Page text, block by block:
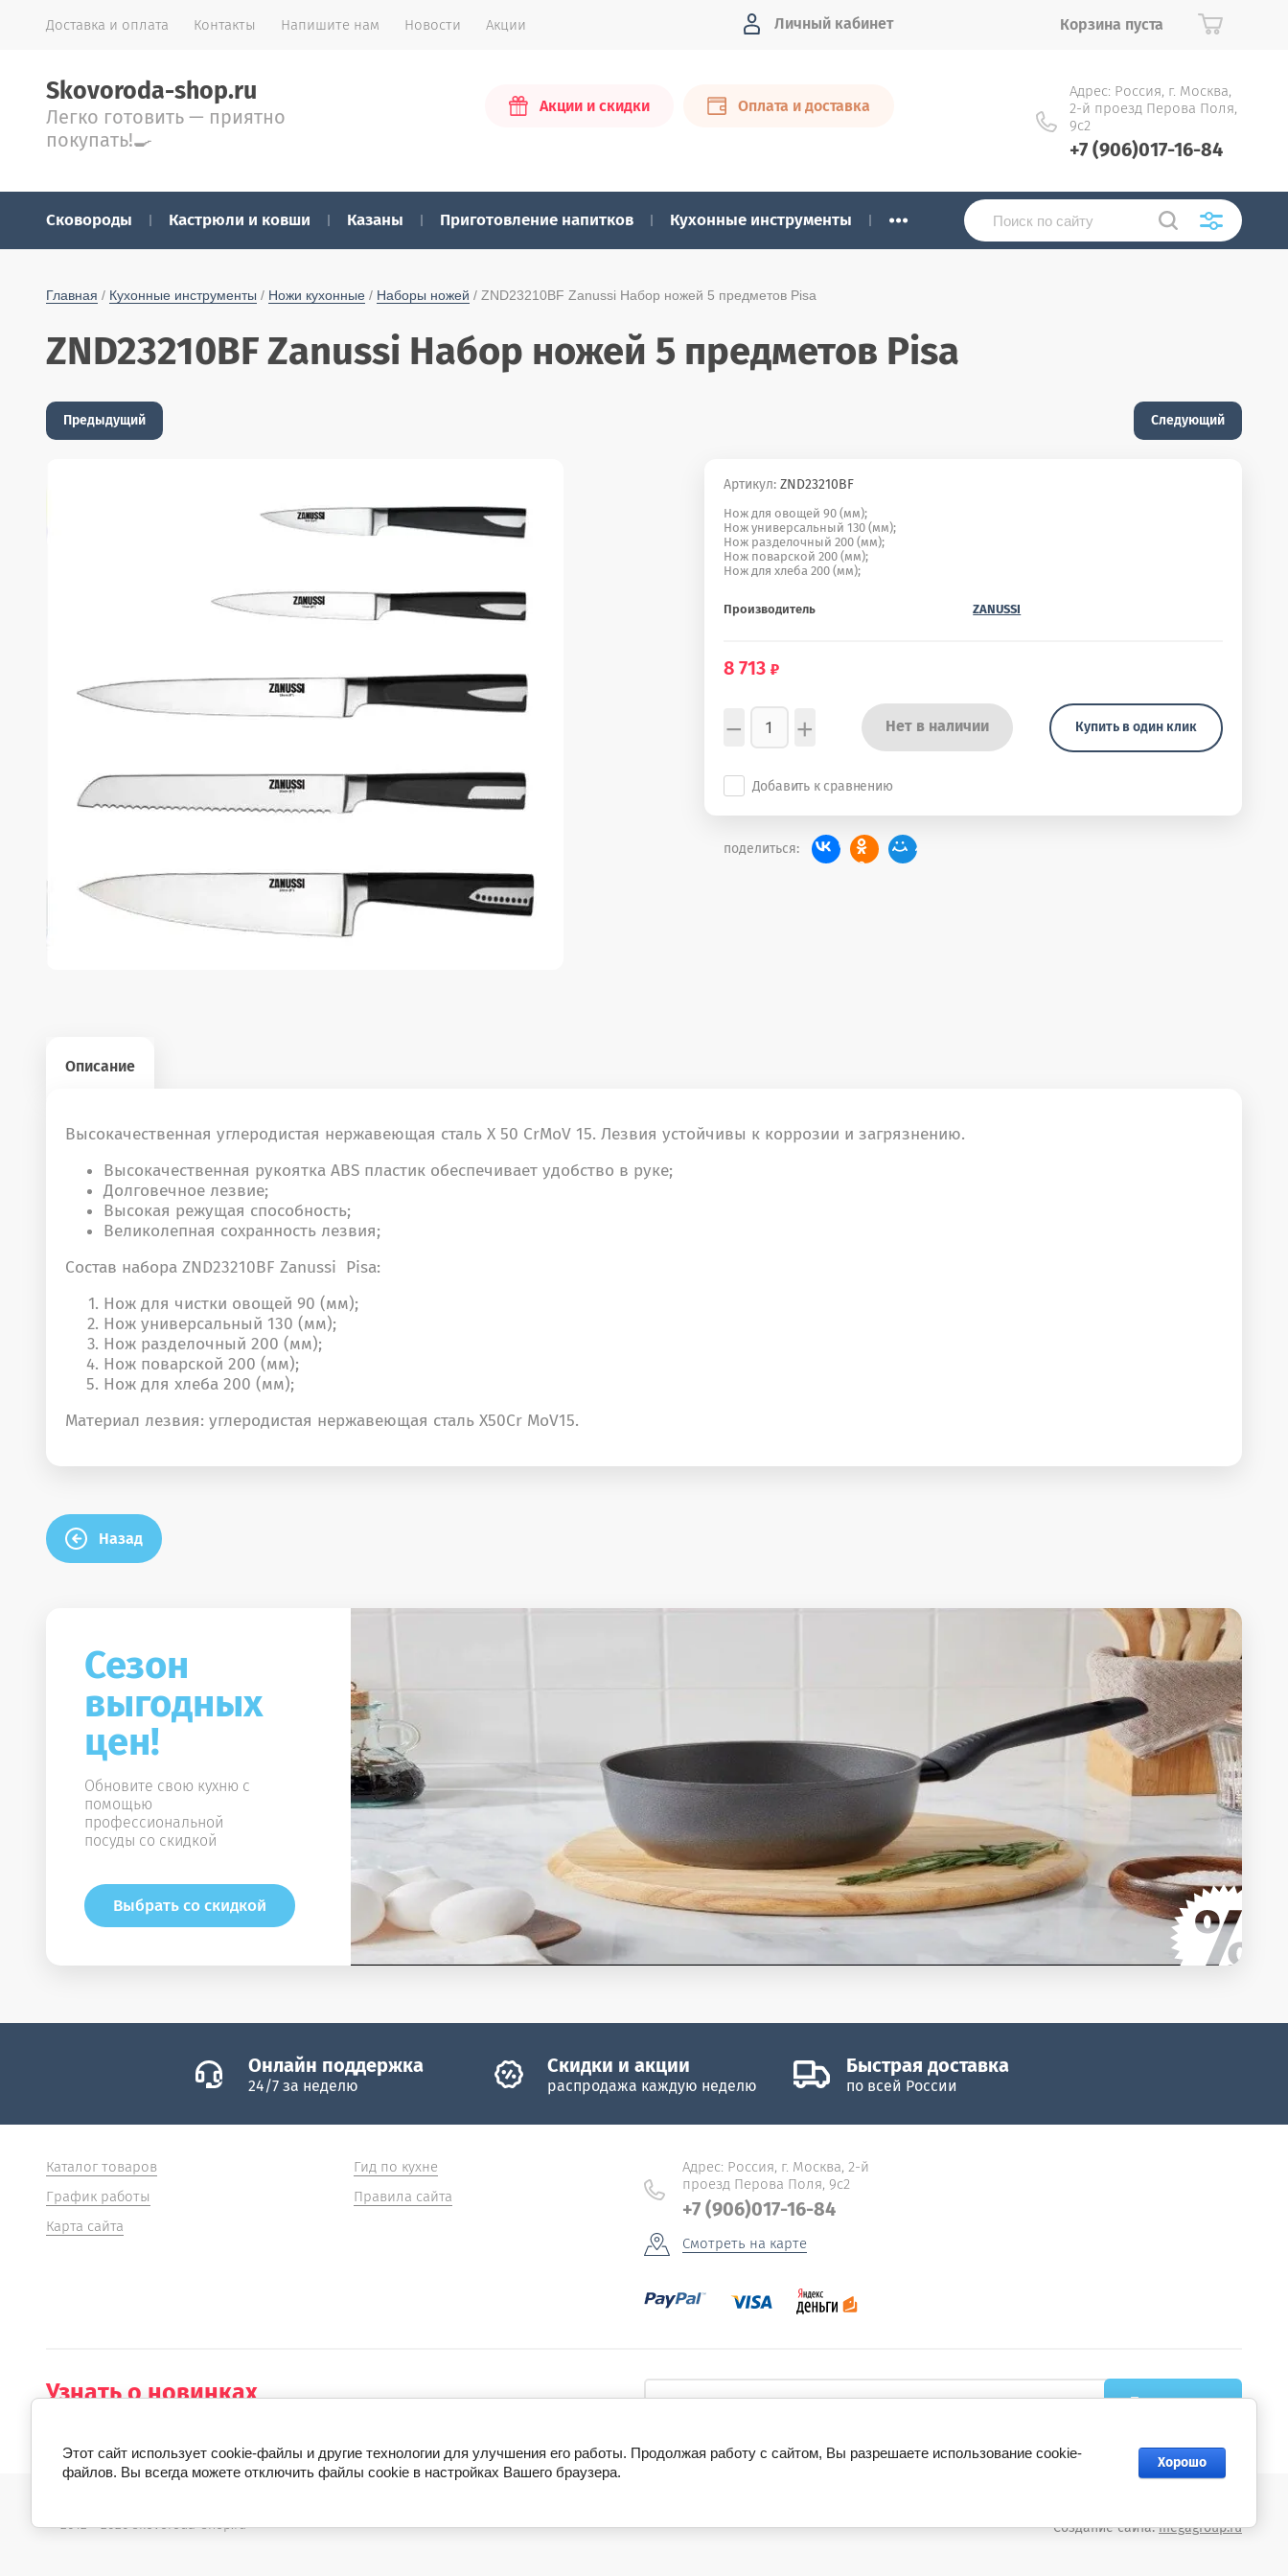
Доставка и оплата Контакты Напишите нам Новости Акции Личный кабинет Корзина пуста
Skovoroda-shop.ru
Легко готовить — приятно
покупать!🍳
Акции и скидки Оплата и доставка
Адрес: Россия, г. Москва,
2-й проезд Перова Поля,
9с2
+7 (906)017-16-84
Сковороды Кастрюли и ковши Казаны Приготовление напитков Кухонные инструменты ...
Главная / Кухонные инструменты / Ножи кухонные / Наборы ножей / ZND23210BF Zanussi Набор ножей 5 предметов Pisa
ZND23210BF Zanussi Набор ножей 5 предметов Pisa
Предыдущий Следующий
Артикул:ZND23210BF
Нож для овощей 90 (мм);
Нож универсальный 130 (мм);
Нож разделочный 200 (мм);
Нож поварской 200 (мм);
Нож для хлеба 200 (мм);
Производитель ZANUSSI
8 713
− + Нет в наличии Купить в один клик
Добавить к сравнению
поделиться:
Описание
Высокачественная углеродистая нержавеющая сталь X 50 СrMoV 15. Лезвия устойчивы к коррозии и загрязнению.
Высокачественная рукоятка ABS пластик обеспечивает удобство в руке;
Долговечное лезвие;
Высокая режущая способность;
Великолепная сохранность лезвия;
Состав набора ZND23210BF Zanussi Pisa:
Нож для чистки овощей 90 (мм);
Нож универсальный 130 (мм);
Нож разделочный 200 (мм);
Нож поварской 200 (мм);
Нож для хлеба 200 (мм);
Материал лезвия: углеродистая нержавеющая сталь X50Cr MoV15.
Назад
Сезон
выгодных
цен!
Обновите свою кухню с
помощью
профессиональной
посуды со скидкой
Выбрать со скидкой
Онлайн поддержка
24/7 за неделю
Скидки и акции
распродажа каждую неделю
Быстрая доставка
по всей России
Каталог товаров
График работы
Карта сайта
Гид по кухне
Правила сайта
Адрес: Россия, г. Москва, 2-й
проезд Перова Поля, 9с2
+7 (906)017-16-84
Смотреть на карте
Узнать о новинках Подписаться
© 2012 - 2026 skovoroda-shop.ru Создание сайта:megagroup.ru
Этот сайт использует cookie-файлы и другие технологии для улучшения его работы. Продолжая работу с сайтом, Вы разрешаете использование cookie-
файлов. Вы всегда можете отключить файлы cookie в настройках Вашего браузера.
Хорошо